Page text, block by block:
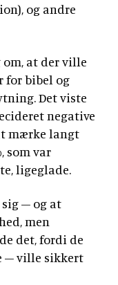
og andre
at der ville
for bibel og
Det viste
negative
mærke langt
som var
ligeglade.
– og at
men
det, fordi de
– ville sikkert